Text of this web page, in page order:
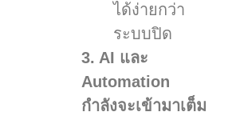
ได้ง่ายกว่า
ระบบปิด
3. AI และ
Automation
กำลังจะเข้ามาเต็ม